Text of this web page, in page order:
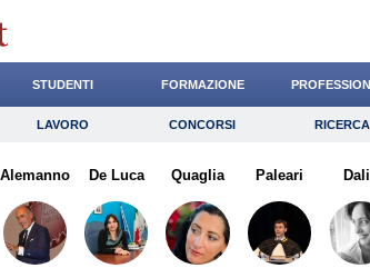
STUDENTI FORMAZIONE
Lavoro Concorsi Ricerca
Risparmio Diritto
LAVORO CONCORSI RICERCA
Alemanno De Luca Quaglia Paleari